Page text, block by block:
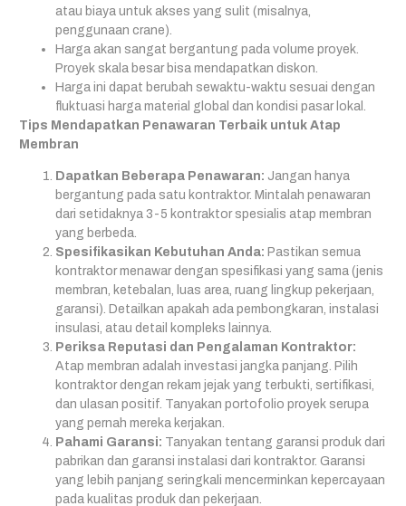
atau biaya untuk akses yang sulit (misalnya,
penggunaan crane).
Harga akan sangat bergantung pada volume proyek.
Proyek skala besar bisa mendapatkan diskon.
Harga ini dapat berubah sewaktu-waktu sesuai dengan
fluktuasi harga material global dan kondisi pasar lokal.
Tips Mendapatkan Penawaran Terbaik untuk Atap
Membran
Dapatkan Beberapa Penawaran: Jangan hanya
bergantung pada satu kontraktor. Mintalah penawaran
dari setidaknya 3-5 kontraktor spesialis atap membran
yang berbeda.
Spesifikasikan Kebutuhan Anda: Pastikan semua
kontraktor menawar dengan spesifikasi yang sama (jenis
membran, ketebalan, luas area, ruang lingkup pekerjaan,
garansi). Detailkan apakah ada pembongkaran, instalasi
insulasi, atau detail kompleks lainnya.
Periksa Reputasi dan Pengalaman Kontraktor:
Atap membran adalah investasi jangka panjang. Pilih
kontraktor dengan rekam jejak yang terbukti, sertifikasi,
dan ulasan positif. Tanyakan portofolio proyek serupa
yang pernah mereka kerjakan.
Pahami Garansi: Tanyakan tentang garansi produk dari
pabrikan dan garansi instalasi dari kontraktor. Garansi
yang lebih panjang seringkali mencerminkan kepercayaan
pada kualitas produk dan pekerjaan.